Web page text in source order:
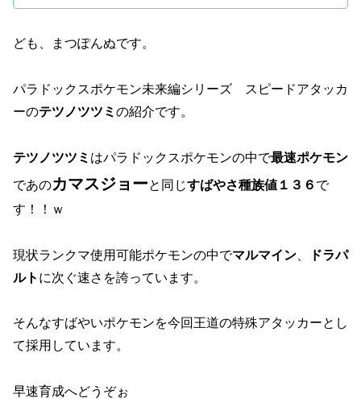
ども、まつぽんぬです。
パラドックスポケモン未来編シリーズ スピードアタッカ
ーのテツノツツミ の紹介です。
テツノツツミ はパラドックスポケモンの中で最速ポケモン
であのカマスジョーと同じすばやさ種族値１３６ で
す！！ｗ
現状ランクマ使用可能ポケモンの中でマルマイン
ドラパ
ルト に次ぐ速さを誇っています。
そんなすばやいポケモンを今回王道の特殊アタッカーとし
て採用しています。
早速育成へどうぞぉ